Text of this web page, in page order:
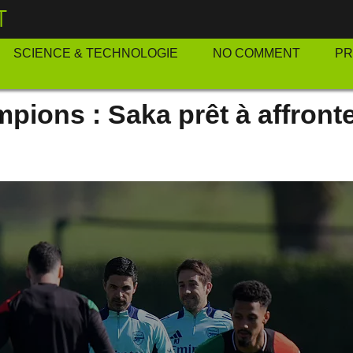
SCIENCE & TECHNOLOGIE NO COMMENT
: Saka prêt à